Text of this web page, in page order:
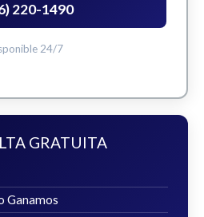
220-1490
24/7
GRATUITA
Ganamos